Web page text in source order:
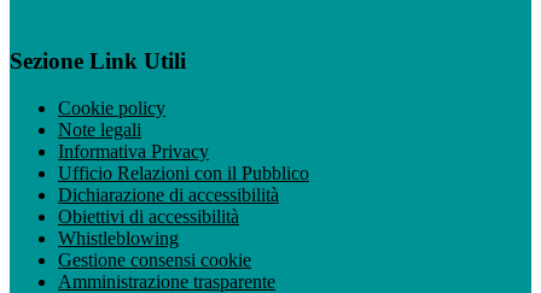
Sezione Link Utili
Cookie policy
Note legali
Informativa Privacy
Ufficio Relazioni con il Pubblico
Dichiarazione di accessibilità
Obiettivi di accessibilità
Whistleblowing
Gestione consensi cookie
Amministrazione trasparente